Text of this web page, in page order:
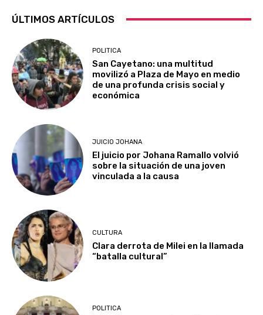
ÚLTIMOS ARTÍCULOS
POLITICA
San Cayetano: una multitud
movilizó a Plaza de Mayo en medio
de una profunda crisis social y
económica
JUICIO JOHANA
El juicio por Johana Ramallo volvió
sobre la situación de una joven
vinculada a la causa
CULTURA
Clara derrota de Milei en la llamada
“batalla cultural”
POLITICA